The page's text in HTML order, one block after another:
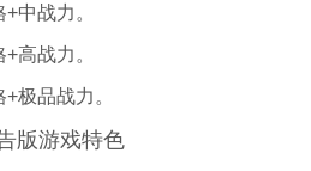
中战力。
高战力。
极品战力。
版游戏特色